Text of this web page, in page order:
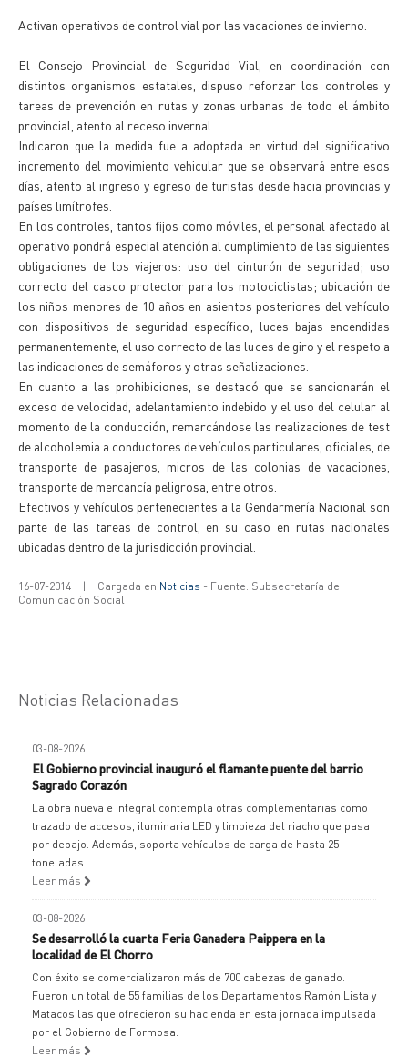
Activan operativos de control vial por las vacaciones de invierno.
El Consejo Provincial de Seguridad Vial, en coordinación con
distintos organismos estatales, dispuso reforzar los controles y
tareas de prevención en rutas y zonas urbanas de todo el ámbito
provincial, atento al receso invernal.
Indicaron que la medida fue a adoptada en virtud del significativo
incremento del movimiento vehicular que se observará entre esos
días, atento al ingreso y egreso de turistas desde hacia provincias y
países limítrofes.
En los controles, tantos fijos como móviles, el personal afectado al
operativo pondrá especial atención al cumplimiento de las siguientes
obligaciones de los viajeros: uso del cinturón de seguridad; uso
correcto del casco protector para los motociclistas; ubicación de
los niños menores de 10 años en asientos posteriores del vehículo
con dispositivos de seguridad específico; luces bajas encendidas
permanentemente, el uso correcto de las luces de giro y el respeto a
las indicaciones de semáforos y otras señalizaciones.
En cuanto a las prohibiciones, se destacó que se sancionarán el
exceso de velocidad, adelantamiento indebido y el uso del celular al
momento de la conducción, remarcándose las realizaciones de test
de alcoholemia a conductores de vehículos particulares, oficiales, de
transporte de pasajeros, micros de las colonias de vacaciones,
transporte de mercancía peligrosa, entre otros.
Efectivos y vehículos pertenecientes a la Gendarmería Nacional son
parte de las tareas de control, en su caso en rutas nacionales
ubicadas dentro de la jurisdicción provincial.
16-07-2014 | Cargada en Noticias - Fuente: Subsecretaría de
Comunicación Social
Noticias Relacionadas
03-08-2026
El Gobierno provincial inauguró el flamante puente del barrio
Sagrado Corazón
La obra nueva e integral contempla otras complementarias como
trazado de accesos, iluminaria LED y limpieza del riacho que pasa
por debajo. Además, soporta vehículos de carga de hasta 25
toneladas.
Leer más
03-08-2026
Se desarrolló la cuarta Feria Ganadera Paippera en la
localidad de El Chorro
Con éxito se comercializaron más de 700 cabezas de ganado.
Fueron un total de 55 familias de los Departamentos Ramón Lista y
Matacos las que ofrecieron su hacienda en esta jornada impulsada
por el Gobierno de Formosa.
Leer más